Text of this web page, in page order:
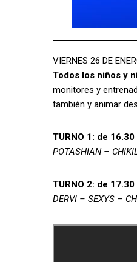
VIERNES 26 DE
Todos los niños y
monitores y
también y animar
TURNO 1: de
POTASHIAN –
TURNO 2: de
DERVI – SEXYS –